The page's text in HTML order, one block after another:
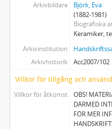
Arkivbildare
Björk, Eva
(1882-1981)
Biografiska
Keramiker,
Arkivinstitution
Arkivhistorik
Acc2007/102
Villkor för tillgång och
Villkor för åtkomst
OBS!
DÄRMED
FÖR MER